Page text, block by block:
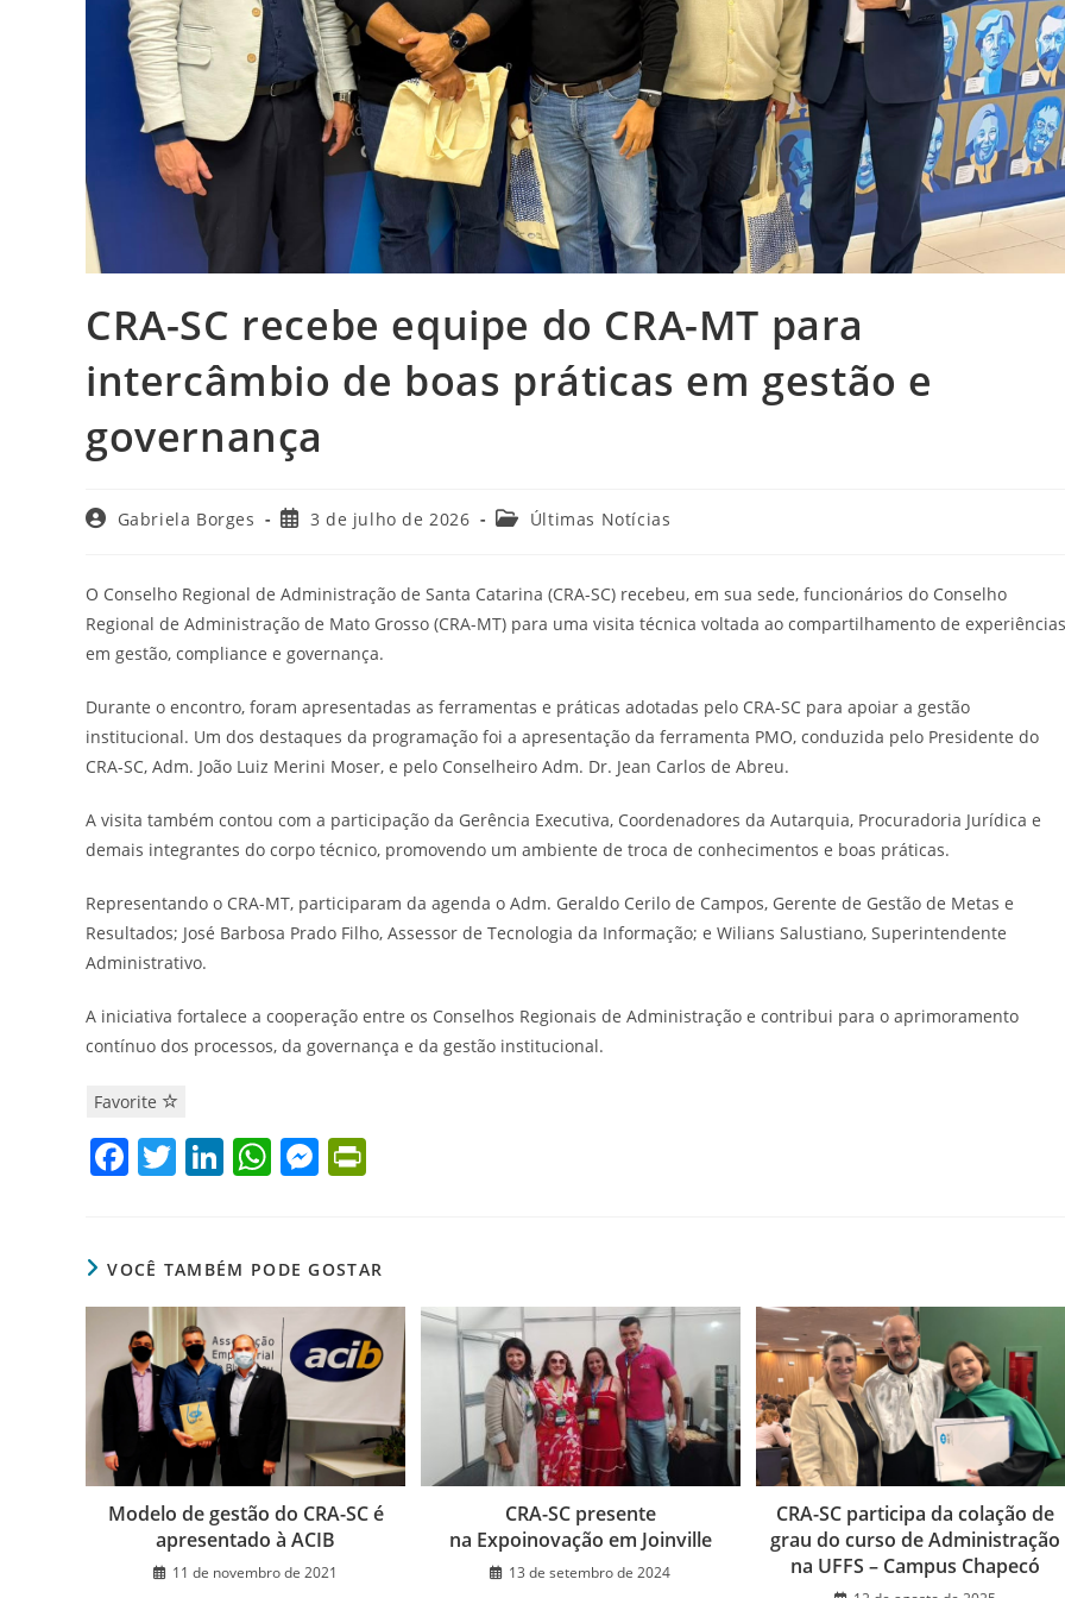
CRA-SC recebe equipe do CRA-MT para
intercâmbio de boas práticas em gestão e
governança
AutorGabriela Borges
Post3 de julho de 2026
Categoria
Últimas Notícias
O Conselho Regional de Administração de Santa Catarina (CRA-SC) recebeu, em sua sede, funcionários do Conselho
Regional de Administração de Mato Grosso (CRA-MT) para uma visita técnica voltada ao compartilhamento de experiências
em gestão, compliance e governança.
Durante o encontro, foram apresentadas as ferramentas e práticas adotadas pelo CRA-SC para apoiar a gestão
institucional. Um dos destaques da programação foi a apresentação da ferramenta PMO, conduzida pelo Presidente do
CRA-SC, Adm. João Luiz Merini Moser, e pelo Conselheiro Adm. Dr. Jean Carlos de Abreu.
A visita também contou com a participação da Gerência Executiva, Coordenadores da Autarquia, Procuradoria Jurídica e
demais integrantes do corpo técnico, promovendo um ambiente de troca de conhecimentos e boas práticas.
Representando o CRA-MT, participaram da agenda o Adm. Geraldo Cerilo de Campos, Gerente de Gestão de Metas e
Resultados; José Barbosa Prado Filho, Assessor de Tecnologia da Informação; e Wilians Salustiano, Superintendente
Administrativo.
A iniciativa fortalece a cooperação entre os Conselhos Regionais de Administração e contribui para o aprimoramento
contínuo dos processos, da governança e da gestão institucional.
Favorite
F
e
b
o
o
k
T
er
Li
e
dI
n
W
s
A
p
p
M
e
n
g
er
ri
e
n
dl
y
VOCÊ TAMBÉM PODE GOSTAR
Modelo de gestão do CRA-SC é
apresentado à ACIB
11 de novembro de 2021
CRA-SC presente
na Expoinovação em Joinville
13 de setembro de 2024
CRA-SC participa da colação de
grau do curso de Administração
na UFFS – Campus Chapecó